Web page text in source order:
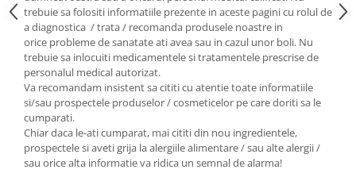
Mixuri, condimente si mirodenii
Mixuri
Condimente
Mirodenii
Maioneza bio
Pesto Bio
Semipreparate
trebuie sa folositi informatiile prezente in aceste pagini cu rolul de
a diagnostica / trata / recomanda produsele noastre in
orice probleme de sanatate ati avea sau in cazul unor boli. Nu
trebuie sa inlocuiti medicamentele si tratamentele prescrise de
personalul medical autorizat.
Va recomandam insistent sa cititi cu atentie toate informatiile
si/sau prospectele produselor / cosmeticelor pe care doriti sa le
cumparati.
Chiar daca le-ati cumparat, mai cititi din nou ingredientele,
prospectele si aveti grija la alergiile alimentare / sau alte alergii /
sau orice alta informatie va ridica un semnal de alarma!